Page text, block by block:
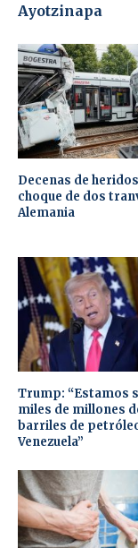
Ayotzinapa
Decenas de
choque de dos
Alemania
Trump: “Estamos
miles de millones
barriles de
Venezuela”